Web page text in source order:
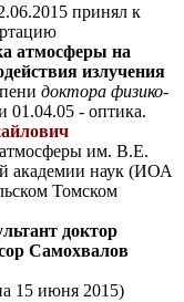
принял к
атмосферы на
излучения
доктора физико-
01.04.05 - оптика.
им. В.Е.
академии наук (ИОА
Томском
доктор
Самохвалов
15 июня 2015)